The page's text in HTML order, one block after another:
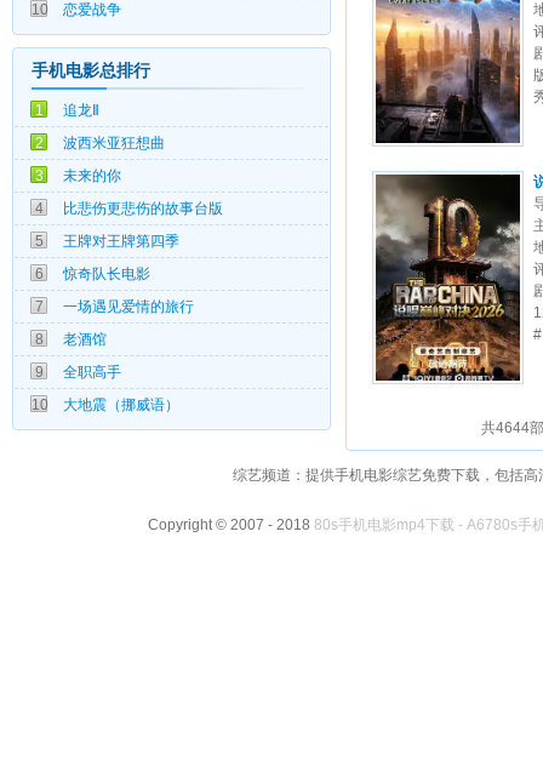
10 恋爱战争
手机电影总排行
1 追龙Ⅱ
2 波西米亚狂想曲
3 未来的你
4 比悲伤更悲伤的故事台版
5 王牌对王牌第四季
6 惊奇队长电影
7 一场遇见爱情的旅行
8 老酒馆
9 全职高手
10 大地震（挪威语）
共4644
综艺频道：提供手机电影综艺免费下载，包括
Copyright © 2007 - 2018 80s手机电影mp4下载 - A6780s手